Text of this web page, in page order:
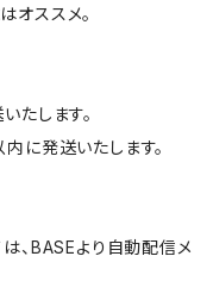
オススメ。
たします。
に発送いたします。
、BASEより自動配信メ